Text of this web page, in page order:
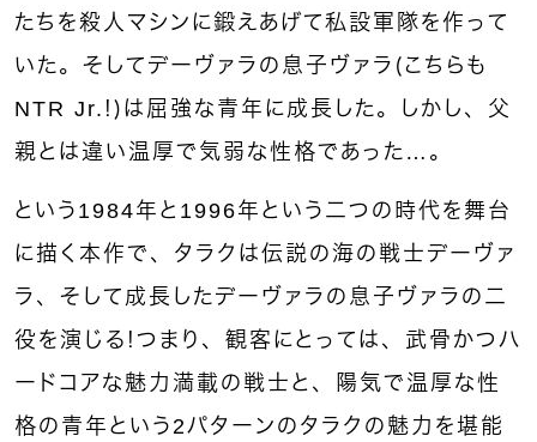
たちを殺人マシンに鍛えあげて私設軍隊を作って
いた。そしてデーヴァラの息子ヴァラ（こちらも
NTR Jr.！）は屈強な青年に成長した。しかし、父
親とは違い温厚で気弱な性格であった…。
という1984年と1996年という二つの時代を舞台
に描く本作で、タラクは伝説の海の戦士デーヴァ
ラ、そして成長したデーヴァラの息子ヴァラの二
役を演じる！ つまり、観客にとっては、武骨かつハ
ードコアな魅力満載の戦士と、陽気で温厚な性
格の青年という2パターンのタラクの魅力を堪能